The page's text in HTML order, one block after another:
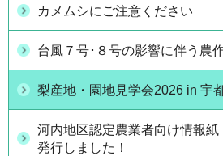
カメムシにご注意ください
台風７号･８号の影響に伴う農
梨産地・園地見学会2026 in 宇
河内地区認定農業者向け情報
発行しました！